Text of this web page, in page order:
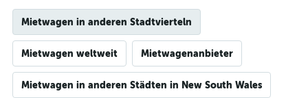
Mietwagen in anderen Stadtvierteln
Mietwagen weltweit Mietwagenanbieter
Mietwagen in anderen Städten in New South Wales